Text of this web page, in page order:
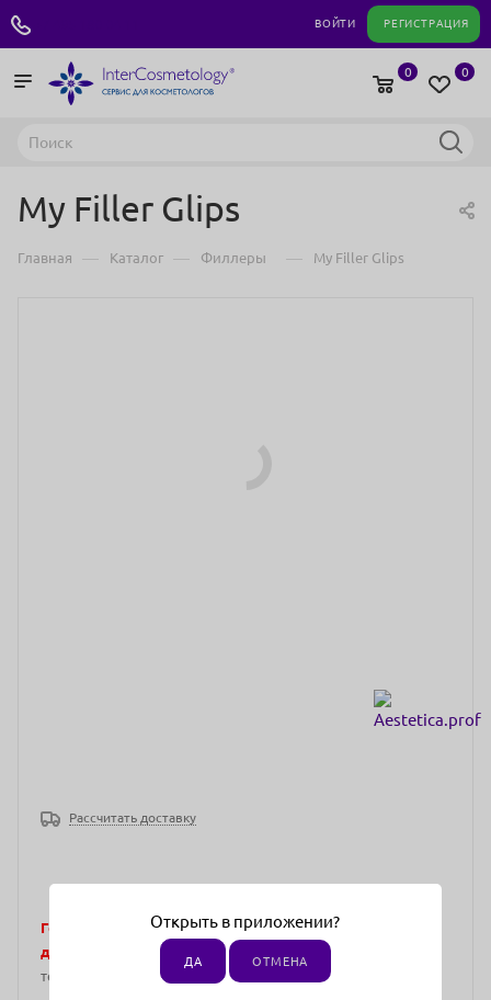
ВОЙТИ РЕГИСТРАЦИЯ
0
0
My Filler Glips
Главная — Каталог — Филлеры — My Filler Glips
Рассчитать доставку
Города, в которых представлены эксклюзивные
дистрибьюторы.
Отгрузка возможна только на
территории Москва и Московская область
Открыть в приложении?
ДА ОТМЕНА